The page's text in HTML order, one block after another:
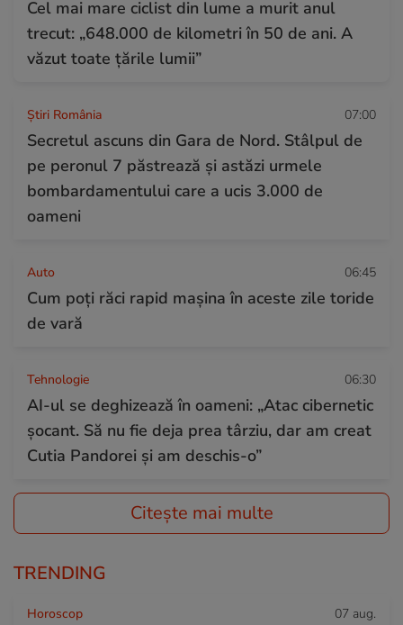
Cel mai mare ciclist din lume a murit anul
trecut: „648.000 de kilometri în 50 de ani. A
văzut toate țările lumii”
Știri România 07:00
Secretul ascuns din Gara de Nord. Stâlpul de
pe peronul 7 păstrează și astăzi urmele
bombardamentului care a ucis 3.000 de
oameni
Auto 06:45
Cum poți răci rapid mașina în aceste zile toride
de vară
Tehnologie 06:30
AI-ul se deghizează în oameni: „Atac cibernetic
șocant. Să nu fie deja prea târziu, dar am creat
Cutia Pandorei și am deschis-o”
Citește mai multe
TRENDING
Horoscop 07 aug.